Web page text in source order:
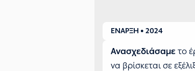
ΕΝΑΡΞΗ • 2024
Ανασχεδιάσαμε το
να βρίσκεται σε